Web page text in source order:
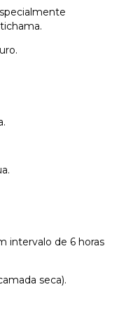
intervalo de 6 horas
seca).